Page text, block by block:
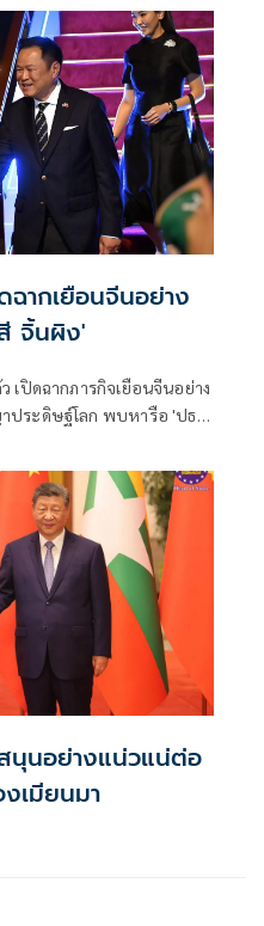
ฉากเยือนจีนอย่าง
จิ้นผิง'
เปิดฉากภารกิจเยือนจีนอย่าง
ประดิษฐ์โลก พบหารือ 'ปธน.
นุนอย่างแน่วแน่ต่อ
เมียนมา